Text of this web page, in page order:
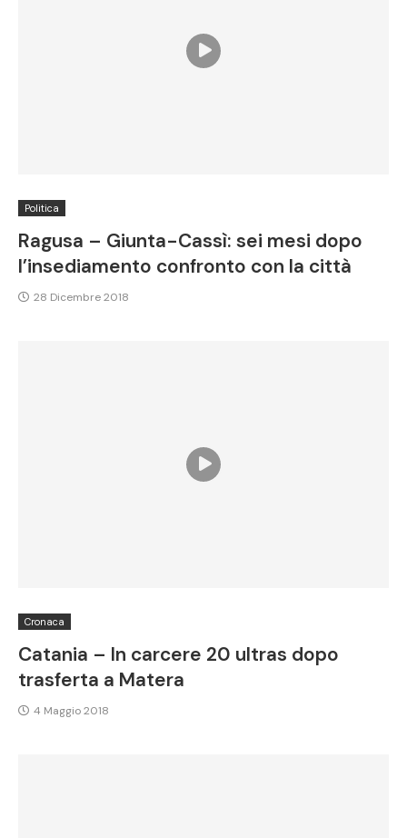
Politica
Ragusa – Giunta-Cassì: sei mesi dopo
l’insediamento confronto con la città
28 Dicembre 2018
Cronaca
Catania – In carcere 20 ultras dopo
trasferta a Matera
4 Maggio 2018